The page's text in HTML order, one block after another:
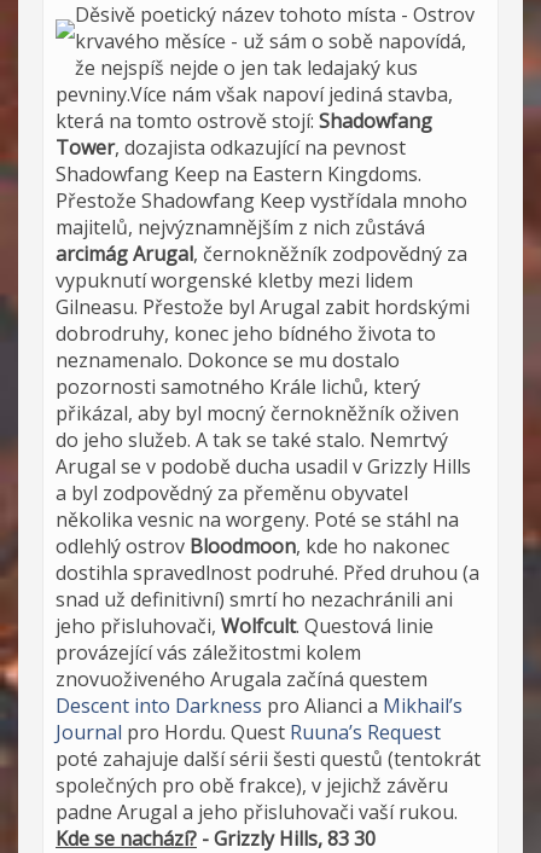
Děsivě poetický název tohoto místa - Ostrov
krvavého měsíce - už sám o sobě napovídá,
že nejspíš nejde o jen tak ledajaký kus
pevniny.Více nám však napoví jediná stavba,
která na tomto ostrově stojí: Shadowfang
Tower, dozajista odkazující na pevnost
Shadowfang Keep na Eastern Kingdoms.
Přestože Shadowfang Keep vystřídala mnoho
majitelů, nejvýznamnějším z nich zůstává
arcimág Arugal, černokněžník zodpovědný za
vypuknutí worgenské kletby mezi lidem
Gilneasu. Přestože byl Arugal zabit hordskými
dobrodruhy, konec jeho bídného života to
neznamenalo. Dokonce se mu dostalo
pozornosti samotného Krále lichů, který
přikázal, aby byl mocný černokněžník oživen
do jeho služeb. A tak se také stalo. Nemrtvý
Arugal se v podobě ducha usadil v Grizzly Hills
a byl zodpovědný za přeměnu obyvatel
několika vesnic na worgeny. Poté se stáhl na
odlehlý ostrov Bloodmoon, kde ho nakonec
dostihla spravedlnost podruhé. Před druhou (a
snad už definitivní) smrtí ho nezachránili ani
jeho přisluhovači, Wolfcult. Questová linie
provázející vás záležitostmi kolem
znovuoživeného Arugala začíná questem
Descent into Darkness pro Alianci a Mikhail’s
Journal pro Hordu. Quest Ruuna’s Request
poté zahajuje další sérii šesti questů (tentokrát
společných pro obě frakce), v jejichž závěru
padne Arugal a jeho přisluhovači vaší rukou.
Kde se nachází? - Grizzly Hills, 83 30